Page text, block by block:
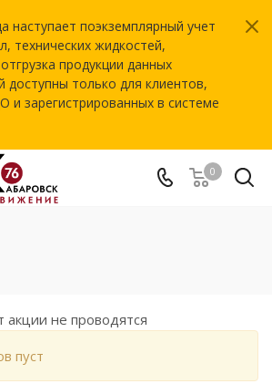
наступает поэкземплярный учет
технических жидкостей,
продукции данных
доступны только для клиентов,
и зарегистрированных в системе
0
не проводятся
пуст